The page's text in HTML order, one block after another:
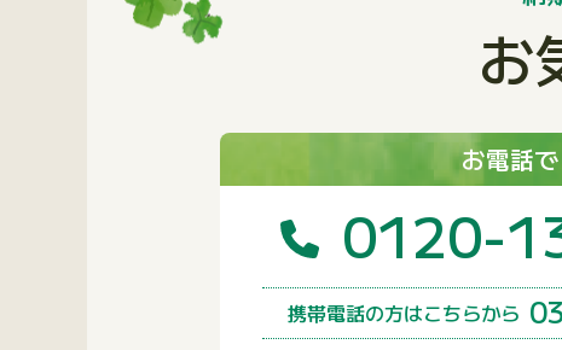
お
お電話で
0120-
携帯電話の方はこちらから